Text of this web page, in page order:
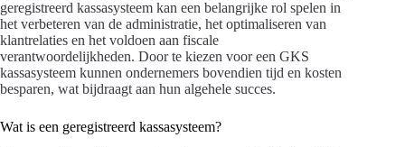
geregistreerd kassasysteem kan een belangrijke rol spelen in
het verbeteren van de administratie, het optimaliseren van
klantrelaties en het voldoen aan fiscale
verantwoordelijkheden. Door te kiezen voor een GKS
kassasysteem kunnen ondernemers bovendien tijd en kosten
besparen, wat bijdraagt aan hun algehele succes.
Wat is een geregistreerd kassasysteem?